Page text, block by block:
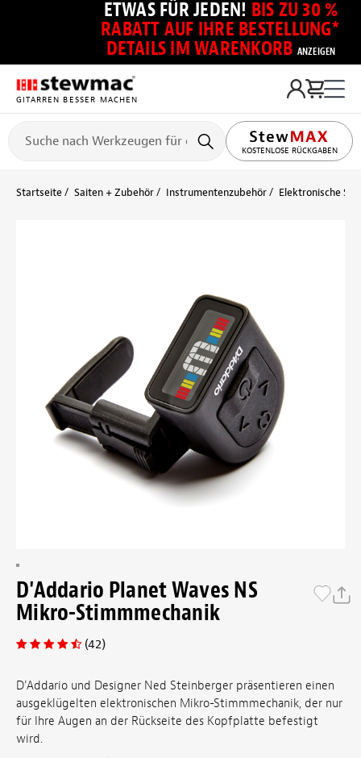
ETWAS FÜR JEDEN! BIS ZU 30 %
RABATT AUF IHRE BESTELLUNG*
DETAILS IM WARENKORB ANZEIGEN
GITARREN BESSER MACHEN
KOSTENLOSE RÜCKGABEN
Startseite Saiten + Zubehör Instrumentenzubehör Elektronische
D'Addario Planet Waves NS
Mikro-Stimmmechanik
(42)
D'Addario und Designer Ned Steinberger präsentieren einen
ausgeklügelten elektronischen Mikro-Stimmmechanik, der nur
für Ihre Augen an der Rückseite des Kopfplatte befestigt
wird.